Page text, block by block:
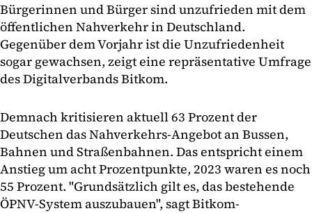
Bürgerinnen und Bürger sind unzufrieden mit dem
öffentlichen Nahverkehr in Deutschland.
Gegenüber dem Vorjahr ist die Unzufriedenheit
sogar gewachsen, zeigt eine repräsentative Umfrage
des Digitalverbands Bitkom.
Demnach kritisieren aktuell 63 Prozent der
Deutschen das Nahverkehrs-Angebot an Bussen,
Bahnen und Straßenbahnen. Das entspricht einem
Anstieg um acht Prozentpunkte, 2023 waren es noch
55 Prozent. "Grundsätzlich gilt es, das bestehende
ÖPNV-System auszubauen", sagt Bitkom-